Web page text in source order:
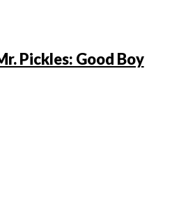
Pickles: Good Boy